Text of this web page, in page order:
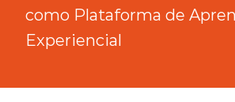
como Plataforma de
Experiencial